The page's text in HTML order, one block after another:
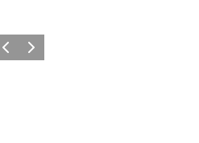
ZurückWeiter